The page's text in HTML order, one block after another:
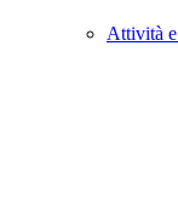
Attività